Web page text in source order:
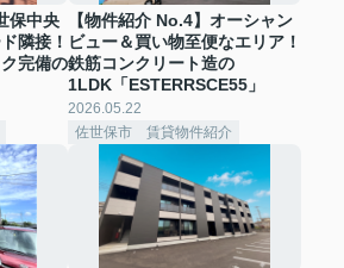
保中央
隣接！
完備の
【物件紹介 No.4】オーシャン
ビュー＆買い物至便なエリア！
鉄筋コンクリート造の
1LDK「ESTERRSCE55」
2026.05.22
佐世保市 賃貸物件紹介